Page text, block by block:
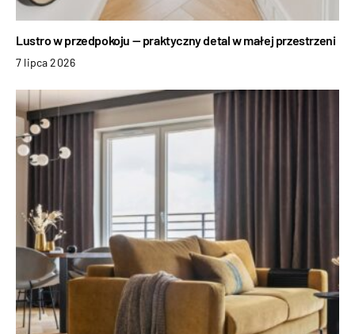
Lustro w przedpokoju — praktyczny detal w małej przestrzeni
7 lipca 2026